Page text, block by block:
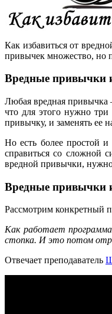
Как избавиться от
привычек множество, но
Вредные привычки
Любая вредная привычка
что для этого нужно три
привычку, и заменять ее
Но есть более простой
справиться со сложной
вредной привычки, нужно
Вредные привычки
Рассмотрим конкретный
Как работает
стопка. И это потом
Отвечает преподаватель